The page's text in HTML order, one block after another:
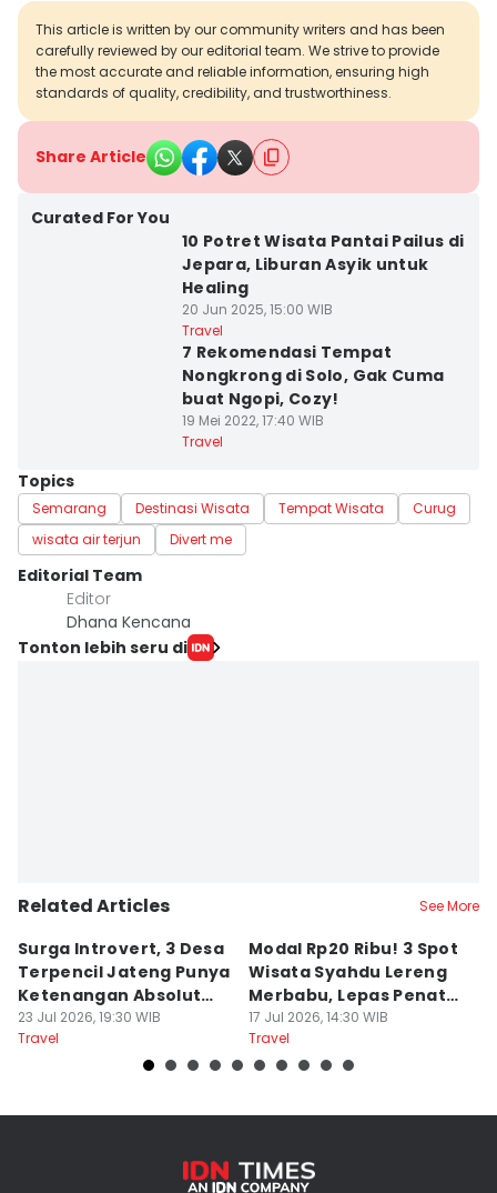
This article is written by our community writers and has been
carefully reviewed by our editorial team. We strive to provide
the most accurate and reliable information, ensuring high
standards of quality, credibility, and trustworthiness.
Share Article
Curated For You
10 Potret Wisata Pantai Pailus di
Jepara, Liburan Asyik untuk
Healing
20 Jun 2025, 15:00 WIB
Travel
7 Rekomendasi Tempat
Nongkrong di Solo, Gak Cuma
buat Ngopi, Cozy!
19 Mei 2022, 17:40 WIB
Travel
Topics
Semarang Destinasi Wisata Tempat Wisata
Curug
wisata air terjun
Divert me
Editorial Team
Editor
Dhana Kencana
Tonton lebih seru di
Related Articles See More
Surga Introvert, 3 Desa
Terpencil Jateng Punya
Ketenangan Absolut
Untuk Disconect
23 Jul 2026, 19:30 WIB
Travel
Modal Rp20 Ribu! 3 Spot
Wisata Syahdu Lereng
Merbabu, Lepas Penat
akhir Pekan!
17 Jul 2026, 14:30 WIB
Travel